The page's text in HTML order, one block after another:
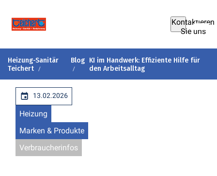
Kontaktieren
Sie uns
Heizung-Sanitär
Teichert
Blog KI im Handwerk: Effiziente Hilfe für
den Arbeitsalltag
13.02.2026
Heizung
Marken & Produkte
Verbraucherinfos